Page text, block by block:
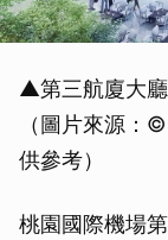
▲第三航廈大廳
（圖片來源：
供參考）
桃園國際機場